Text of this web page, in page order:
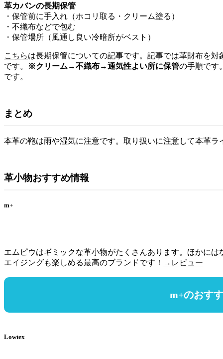
革カバンの長期保管
・保管前に手入れ（ホコリ取る・クリーム塗る）
・不織布などで包む
・保管場所（風通し良い冷暗所がベスト）
こちらは長期保管についての記事です。記事では革財布を
です。
※クリーム→不織布→通気性よい所に保管の手順です
です。
まとめ
本革の鞄は雨や湿気に注意です。取り扱いに注意して本革ラ
革小物おすすめ情報
m+
エムピウはギミックな革小物がたくさんあります。ほかに
エイジングも楽しめる最高のブランドです！ →レビュー
m+のおす
Lowtex